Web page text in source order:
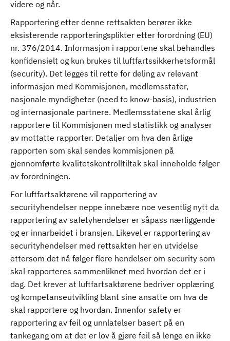
videre og når.
Rapportering etter denne rettsakten berører ikke
eksisterende rapporteringsplikter etter forordning (EU)
nr. 376/2014. Informasjon i rapportene skal behandles
konfidensielt og kun brukes til luftfartssikkerhetsformål
(security). Det legges til rette for deling av relevant
informasjon med Kommisjonen, medlemsstater,
nasjonale myndigheter (need to know-basis), industrien
og internasjonale partnere. Medlemsstatene skal årlig
rapportere til Kommisjonen med statistikk og analyser
av mottatte rapporter. Detaljer om hva den årlige
rapporten som skal sendes kommisjonen på
gjennomførte kvalitetskontrolltiltak skal inneholde følger
av forordningen.
For luftfartsaktørene vil rapportering av
securityhendelser neppe innebære noe vesentlig nytt da
rapportering av safetyhendelser er såpass nærliggende
og er innarbeidet i bransjen. Likevel er rapportering av
securityhendelser med rettsakten her en utvidelse
ettersom det nå følger flere hendelser om security som
skal rapporteres sammenliknet med hvordan det er i
dag. Det krever at luftfartsaktørene bedriver opplæring
og kompetanseutvikling blant sine ansatte om hva de
skal rapportere og hvordan. Innenfor safety er
rapportering av feil og unnlatelser basert på en
tankegang om at det er lov å gjøre feil så lenge en ikke